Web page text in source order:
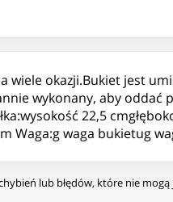
okazji.Bukiet jest
wykonany, aby oddać
22,5
Waga:g waga bukietug
lub błędów, które nie